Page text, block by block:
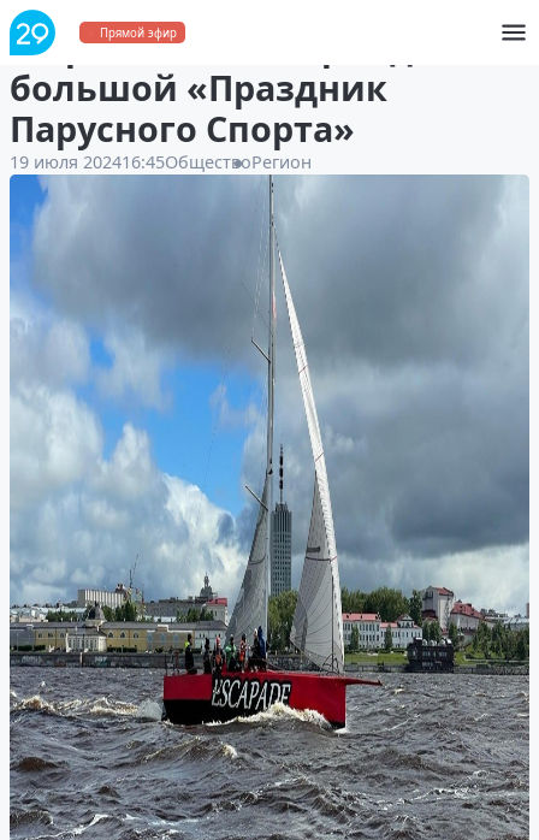
Прямой эфир
В Архангельске пройдёт
большой «Праздник
Парусного Спорта»
19 июля 202416:45ОбществоРегион